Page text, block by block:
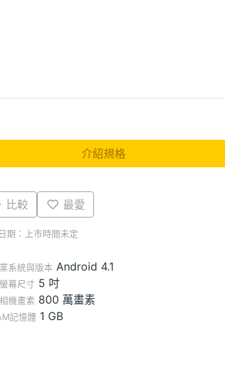
介紹規格
比較 最愛
期：上市時間未定
系統與版本 Android 4.1
幕尺寸 5 吋
機畫素 800 萬畫素
記憶體 1 GB